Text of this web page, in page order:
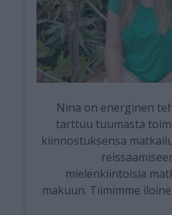
Nina on energinen
tarttuu tuumasta
kiinnostuksensa
mielenkiintoisia
makuun. Tiimimme